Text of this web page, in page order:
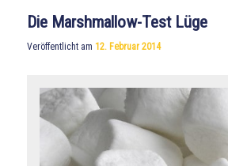
Die Marshmallow-Test Lüge
Veröffentlicht am12. Februar 2014